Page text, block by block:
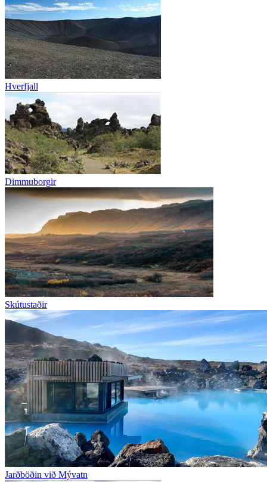
Hverfjall
Dimmuborgir
Skútustaðir
Jarðböðin við Mývatn